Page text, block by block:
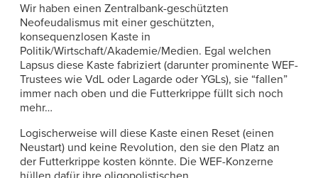
Wir haben einen Zentralbank-geschützten
Neofeudalismus mit einer geschützten,
konsequenzlosen Kaste in
Politik/Wirtschaft/Akademie/Medien. Egal welchen
Lapsus diese Kaste fabriziert (darunter prominente WEF-
Trustees wie VdL oder Lagarde oder YGLs), sie “fallen”
immer nach oben und die Futterkrippe füllt sich noch
mehr…
Logischerweise will diese Kaste einen Reset (einen
Neustart) und keine Revolution, den sie den Platz an
der Futterkrippe kosten könnte. Die WEF-Konzerne